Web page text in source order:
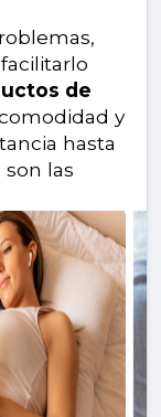
de
y
hasta
las